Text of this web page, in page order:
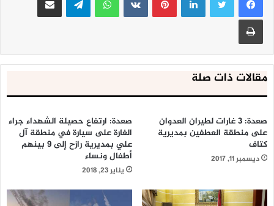
طباعة
مقالات ذات صلة
صعدة: 3 غارات لطيران العدوان
على منطقة العطفين بمديرية
كتاف
ديسمبر 11, 2017
صعدة: ارتفاع حصيلة الشهداء جراء
الغارة على سيارة في منطقة آل
علي بمديرية رازح إلى 9 بينهم
أطفال ونساء
يناير 23, 2018